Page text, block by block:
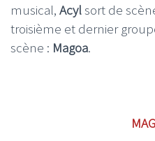
musical, Acylsort de
troisième et dernier
scène : Magoa.